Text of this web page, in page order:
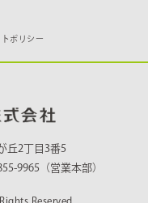
トポリシー
丘2丁目3番5
9965（営業本部）
Reserved.